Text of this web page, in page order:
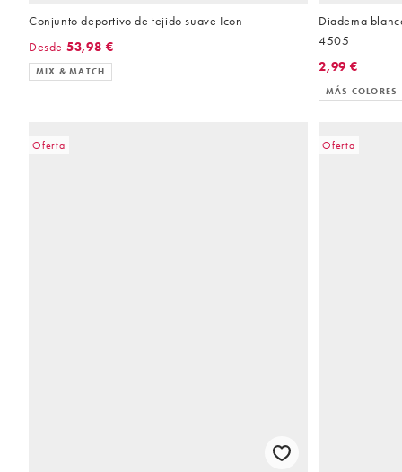
Conjunto deportivo de tejido suave Icon
Desde 53,98 €
MIX & MATCH
Diadema
4505
2,99 €
MÁS COLORES
Oferta Oferta